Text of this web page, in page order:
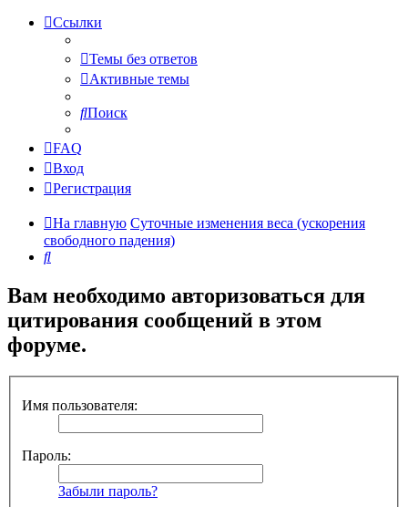
Ссылки
Темы без ответов
Активные темы
Поиск
FAQ
Вход
Регистрация
На главную Суточные изменения веса (ускорения
свободного падения)
Поиск
Вам необходимо авторизоваться для
цитирования сообщений в этом
форуме.
Имя пользователя:
Пароль:
Забыли пароль?